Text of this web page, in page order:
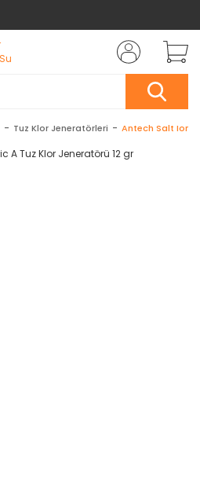
Tuz Klor Jeneratörleri Antech Salt Ionic